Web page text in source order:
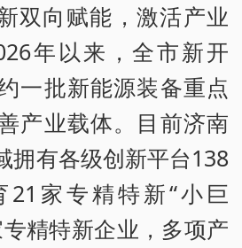
双向赋能，激活产业
年以来，全市新开
一批新能源装备重点
产业载体。目前济南
拥有各级创新平台138
21家专精特新“小巨
精特新企业，多项产